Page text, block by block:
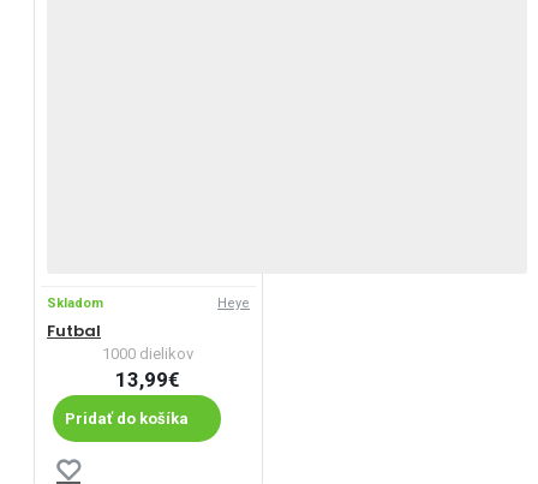
Skladom Heye
Futbal
1000 dielikov
13,99€
Pridať do košíka